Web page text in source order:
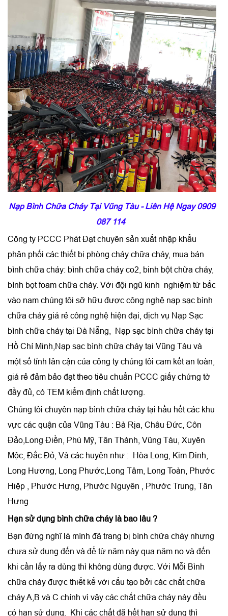
Nạp Bình Chữa Cháy Tại Vũng Tàu - Liên Hệ Ngay 0909
087 114
Công ty PCCC Phát Đạt chuyên sản xuất nhập khẩu
phân phối các thiết bị phòng cháy chữa cháy, mua bán
bình chữa cháy: bình chữa cháy co2, binh bột chữa cháy,
bình bọt foam chữa cháy. Với đội ngũ kinh nghiệm từ bắc
vào nam chúng tôi sỡ hữu được công nghệ nạp sạc bình
chữa cháy giá rẻ công nghệ hiện đại, dịch vụ Nạp Sạc
bình chữa cháy tại Đà Nẵng, Nạp sạc bình chữa cháy tại
Hồ Chí Minh,Nạp sạc bình chữa cháy tại Vũng Tàu và
một số tỉnh lân cận của công ty chúng tôi cam kết an toàn,
giá rẻ đảm bảo đạt theo tiêu chuẩn PCCC giấy chứng tờ
đầy đủ, có TEM kiểm định chất lượng.
Chúng tôi chuyên nạp bình chữa cháy tại hầu hết các khu
vực các quận của Vũng Tàu : Bà Rịa, Châu Đức, Côn
Đảo,Long Điền, Phú Mỹ, Tân Thành, Vũng Tàu, Xuyên
Mộc, Đắc Đỏ, Và các huyện như : Hòa Long, Kim Dinh,
Long Hương, Long Phước,Long Tâm, Long Toàn, Phước
Hiệp , Phước Hưng, Phước Nguyên , Phước Trung, Tân
Hưng
Hạn sử dụng bình chữa cháy là bao lâu ?
Bạn đừng nghĩ là mình đã trang bị bình chữa cháy nhưng
chưa sử dụng đến và để từ năm này qua năm nọ và đến
khi cần lấy ra dùng thì không dùng được. Với Mỗi Bình
chữa cháy được thiết kế với cấu tạo bởi các chất chữa
cháy A,B và C chính vì vậy các chất chữa cháy này đều
có hạn sử dụng. Khi các chất đã hết hạn sử dụng thì